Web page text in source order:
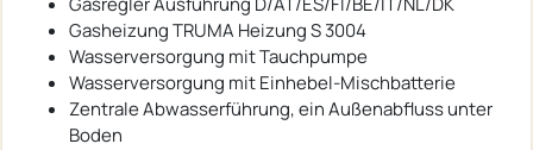
Gasheizung TRUMA Heizung S 3004
Wasserversorgung mit Tauchpumpe
Wasserversorgung mit Einhebel-Mischbatterie
Zentrale Abwasserführung, ein Außenabfluss unter
Boden